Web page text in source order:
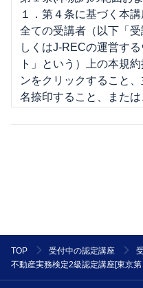
１．第４条に基づく本
全ての受講者（以下「
しくはJ-RECの運営す
ト」という）上の本規
ンをクリックすること
名捺印すること、また
講者の契約に適用します
則が通知された後に、受
た場合には、受講者は
TOP 受付中の認定講座
不動産実務検定2級認定講座[東京第